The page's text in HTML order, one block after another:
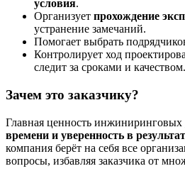
условия.
Организует прохождение
устранение замечаний.
Помогает выбрать
Контролирует ход
следит за сроками и качеством.
Зачем это заказчику?
Главная ценность
времени и уверенность в
компания берёт на себя все
вопросы, избавляя заказчика от